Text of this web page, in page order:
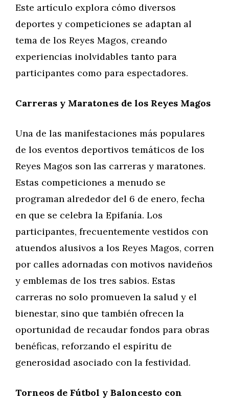
Este artículo explora cómo diversos
deportes y competiciones se adaptan al
tema de los Reyes Magos, creando
experiencias inolvidables tanto para
participantes como para espectadores.
Carreras y Maratones de los Reyes Magos
Una de las manifestaciones más populares
de los eventos deportivos temáticos de los
Reyes Magos son las carreras y maratones.
Estas competiciones a menudo se
programan alrededor del 6 de enero, fecha
en que se celebra la Epifanía. Los
participantes, frecuentemente vestidos con
atuendos alusivos a los Reyes Magos, corren
por calles adornadas con motivos navideños
y emblemas de los tres sabios. Estas
carreras no solo promueven la salud y el
bienestar, sino que también ofrecen la
oportunidad de recaudar fondos para obras
benéficas, reforzando el espíritu de
generosidad asociado con la festividad.
Torneos de Fútbol y Baloncesto con